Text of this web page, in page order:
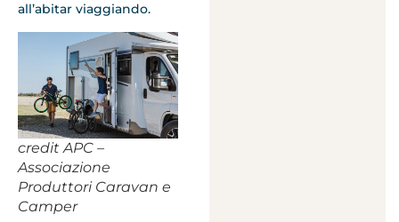
all’abitar viaggiando.
credit APC –
Associazione
Produttori Caravan e
Camper